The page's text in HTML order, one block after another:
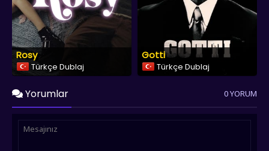
Rosy
Türkçe Dublaj
Gotti
Türkçe Dublaj
Yorumlar 0 YORUM